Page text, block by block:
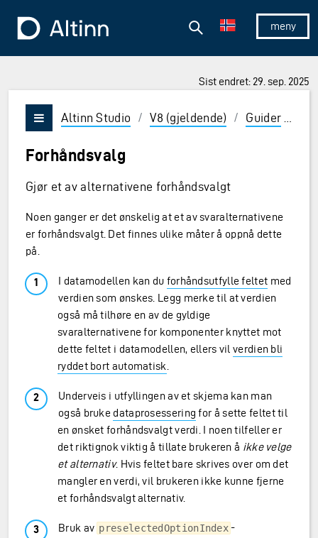
Vis/skjul
Søk
Sist endret: 29. sep. 2025
og Enter for å velge
Vis/skjul meny
Altinn Studio / V8 (gjeldende) / Guider
Forhåndsvalg
Gjør et av alternativene forhåndsvalgt
Noen ganger er det ønskelig at et av svaralternativene
er forhåndsvalgt. Det finnes ulike måter å oppnå dette
på.
I datamodellen kan du forhåndsutfylle feltet med
verdien som ønskes. Legg merke til at verdien
også må tilhøre en av de gyldige
svaralternativene for komponenter knyttet mot
dette feltet i datamodellen, ellers vilverdien bli
ryddet bort automatisk
Underveis i utfyllingen av et skjema kan man
også bruke dataprosessering for å sette feltet til
en ønsket forhåndsvalgt verdi. I noen tilfeller er
det riktignok viktig å tillate brukeren å ikke velge
et alternativ. Hvis feltet bare skrives over om det
mangler en verdi, vil brukeren ikke kunne fjerne
et forhåndsvalgt alternativ.
Bruk av preselectedOptionIndex -